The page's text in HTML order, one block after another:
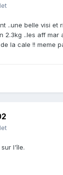
..une belle visi et
2.3kg ..les aff mar
la cale !! meme
l'île.